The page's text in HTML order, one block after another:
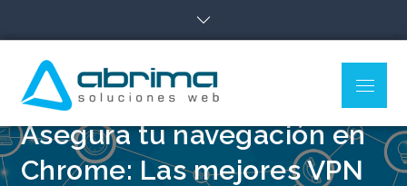
Tecnología –
Abrima
Marketing Digital y Web
Menu
Asegura tu navegación en
Chrome: Las mejores VPN